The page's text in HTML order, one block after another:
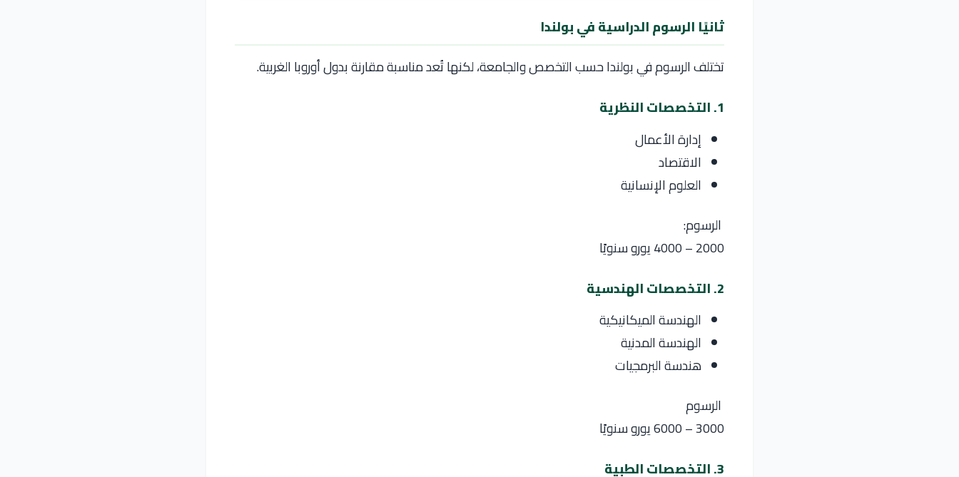
ثانيًا الرسوم الدراسية في بولندا
تختلف الرسوم فيبولنداحسب التخصص والجامعة، لكنها تُعد مناسبة مقارنة بدول أوروبا الغربية.
1. التخصصات النظرية
إدارة الأعمال
الاقتصاد
العلوم الإنسانية
الرسوم:
2000 – 4000 يورو سنويًا
2. التخصصات الهندسية
الهندسة الميكانيكية
الهندسة المدنية
هندسة البرمجيات
الرسوم
3000 – 6000 يورو سنويًا
3. التخصصات الطبية